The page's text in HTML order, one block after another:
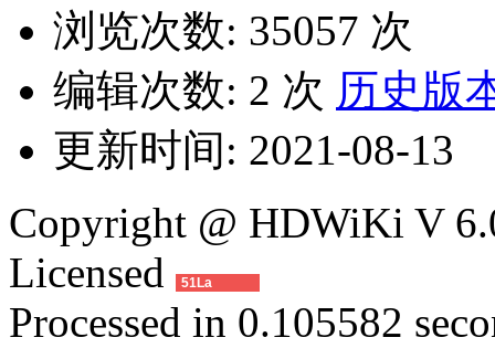
浏览次数: 35057 次
编辑次数: 2 次 历史版
更新时间: 2021-08-13
Copyright @ HDWiKi V
Licensed
51La
Processed in 0.105582